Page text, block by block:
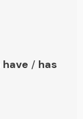
have / has